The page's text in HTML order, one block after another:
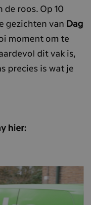
de roos. Op 10
gezichten van Dag
moment om te
dit vak is,
precies is wat je
hier: